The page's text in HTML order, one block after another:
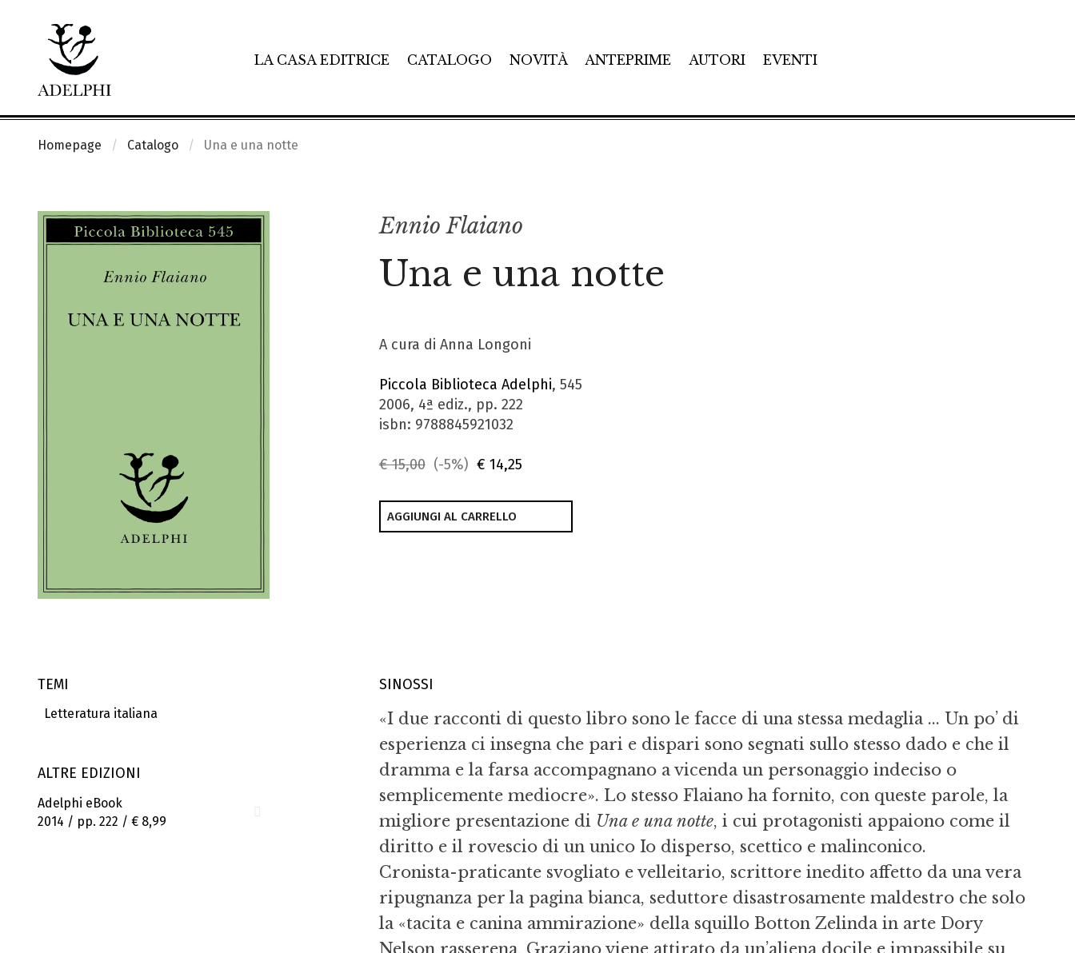
LA CASA EDITRICE CATALOGO NOVITÀ ANTEPRIME AUTORI EVENTI
Homepage Catalogo Una e una notte
Ennio Flaiano
Una e una notte
A cura di Anna Longoni
Piccola Biblioteca Adelphi, 545
2006, 4ª ediz., pp. 222
isbn: 9788845921032
€ 15,00 (-5%) € 14,25
AGGIUNGI AL CARRELLO
TEMI
Letteratura italiana
ALTRE EDIZIONI
Adelphi eBook
2014 / pp. 222 / € 8,99
SINOSSI
«I due racconti di questo libro sono le facce di una stessa medaglia ... Un po’ di
esperienza ci insegna che pari e dispari sono segnati sullo stesso dado e che il
dramma e la farsa accompagnano a vicenda un personaggio indeciso o
semplicemente mediocre». Lo stesso Flaiano ha fornito, con queste parole, la
migliore presentazione di Una e una notte, i cui protagonisti appaiono come il
diritto e il rovescio di un unico Io disperso, scettico e malinconico.
Cronista-praticante svogliato e velleitario, scrittore inedito affetto da una vera
ripugnanza per la pagina bianca, seduttore disastrosamente maldestro che solo
la «tacita e canina ammirazione» della squillo Botton Zelinda in arte Dory
Nelson rasserena, Graziano viene attirato da un’aliena docile e impassibile su